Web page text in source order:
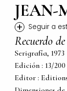
JEAN-
+ Seguir a
Recuerdo
Serigrafía, 1973
Edición : 13/200
Editor :